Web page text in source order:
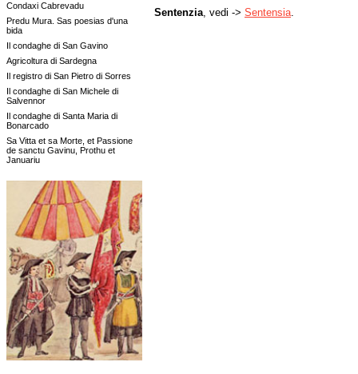
Condaxi Cabrevadu
Predu Mura. Sas poesias d'una
bida
Il condaghe di San Gavino
Agricoltura di Sardegna
Il registro di San Pietro di Sorres
Il condaghe di San Michele di
Salvennor
Il condaghe di Santa Maria di
Bonarcado
Sa Vitta et sa Morte, et Passione
de sanctu Gavinu, Prothu et
Januariu
Sentenzia , vedi -> Sentensia